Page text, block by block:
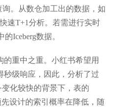
询。从数仓加工出的数据，如
速T+1分析。若需进行实时
Iceberg数据。
的重中之重。小红书希望用
秒级响应，因此，分析了过
化较快的背景下，表的
先设计的索引概率在降低，随